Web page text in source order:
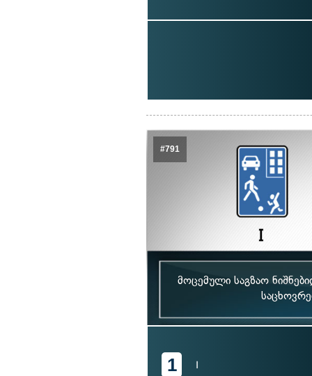
#791
მოცემული საგზაო
1 I